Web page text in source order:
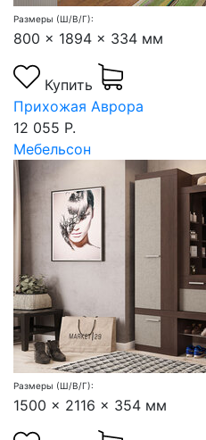
Размеры (Ш/В/Г):
800 x 1894 x 334 мм
Купить
Прихожая Аврора
12 055 Р.
Мебельсон
Размеры (Ш/В/Г):
1500 x 2116 x 354 мм